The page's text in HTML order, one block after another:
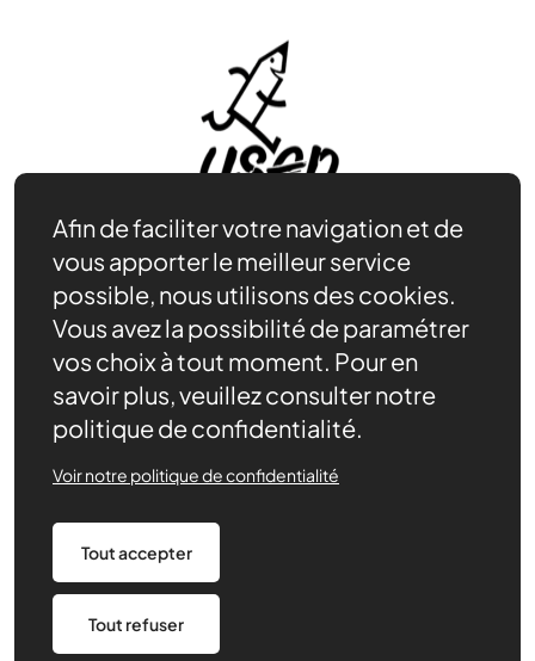
Adhérer
Se documenter
Nos partenaires
Nous trouver
Assurances
Mentions légales
Politique de confidentialité
CGV/CGU
Paramétrage des cookies
Afin de faciliter votre navigation et de
vous apporter le meilleur service
possible, nous utilisons des cookies.
Vous avez la possibilité de paramétrer
vos choix à tout moment. Pour en
savoir plus, veuillez consulter notre
politique de confidentialité.
Tout accepter
Tout refuser
Voir notre politique de confidentialité